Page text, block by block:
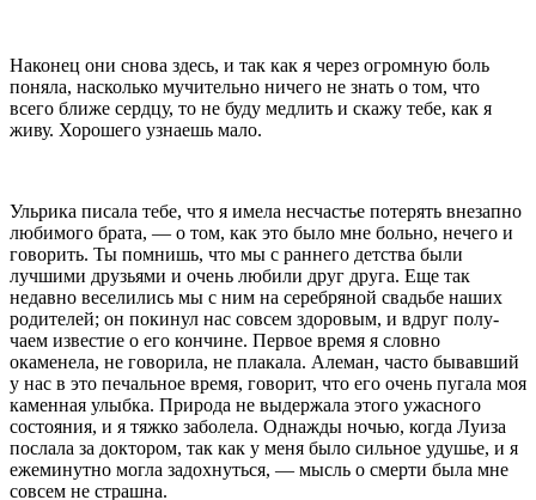
Наконец они снова здесь, и так как я через огромную боль
поняла, насколько мучительно ничего не знать о том, что
всего ближе сердцу, то не буду медлить и скажу тебе, как я
живу. Хорошего узнаешь мало.
Ульрика писала тебе, что я имела несчастье поте­рять внезапно
любимого брата, — о том, как это было мне больно, нечего и
говорить. Ты помнишь, что мы с раннего детства были
лучшими друзьями и очень любили друг друга. Еще так
недавно веселились мы с ним на серебряной свадьбе наших
родителей; он покинул нас совсем здоровым, и вдруг полу­
чаем известие о его кончине. Первое время я словно
окаменела, не говорила, не плакала. Алеман, часто бывавший
у нас в это печальное время, говорит, что его очень пугала моя
каменная улыбка. Природа не выдержала этого ужасного
состояния, и я тяжко забо­лела. Однажды ночью, когда Луиза
послала за докто­ром, так как у меня было сильное удушье, и я
ежеминутно могла задохнуться, — мысль о смерти была мне
совсем не страшна.